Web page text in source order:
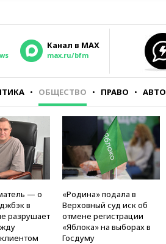
Канал в MAX
max.ru/bfm
ОБЩЕСТВО ПРАВО АВТО
— о
в
разрушает
«Родина» подала в
Верховный суд иск об
отмене регистрации
«Яблока» на выборах в
Госдуму